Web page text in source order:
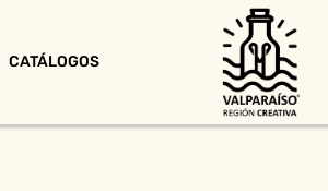
CATÁLOGOS